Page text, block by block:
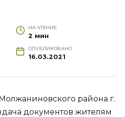
НА ЧТЕНИЕ
2 мин
ОПУБЛИКОВАНО
16.03.2021
района г.
документов жителям